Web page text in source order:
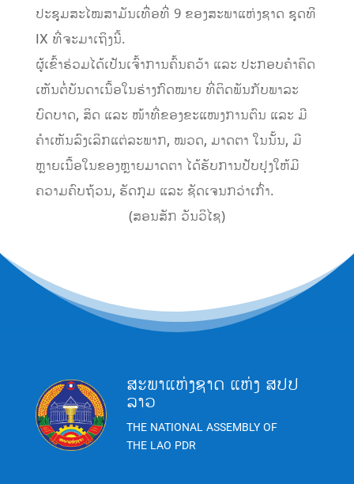
ປະຊຸມສະໄໝສາມັນເທື່ອທີ່ 9 ຂອງສະພາແຫ່ງຊາດ ຊຸດທີ
IX ທີ່ຈະມາເຖິງນີ້.
ຜູ້ເຂົ້າຮ່ວມໄດ້ເປັນເຈົ້າການຄົ້ນຄວ້າ ແລະ ປະກອບຄໍາຄິດ
ເຫັນຕໍ່ບັນດາເນື້ອໃນຮ່າງກົດໝາຍ ທີ່ຕິດພັນກັບພາລະ
ບົດບາດ, ສິດ ແລະ ໜ້າທີ່ຂອງຂະແໜງການຕົນ ແລະ ມີ
ຄໍາເຫັນລົງເລິກແຕ່ລະພາກ, ໝວດ, ມາດຕາ ໃນນັ້ນ, ມີ
ຫຼາຍເນື້ອໃນຂອງຫຼາຍມາດຕາ ໄດ້ຮັບການປັບປຸງໃຫ້ມີ
ຄວາມຄົບຖ້ວນ, ຮັດກຸມ ແລະ ຊັດເຈນກວ່າເກົ່າ.
(ສອນສັກ ວັນວິໄຊ)
ສະພາແຫ່ງຊາດ ແຫ່ງ ສປປ
ລາວ
THE NATIONAL ASSEMBLY OF
THE LAO PDR